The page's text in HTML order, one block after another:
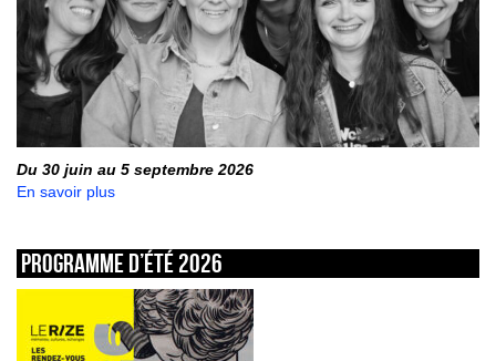
Du 30 juin au 5 septembre 2026
En savoir plus
Programme d’été 2026